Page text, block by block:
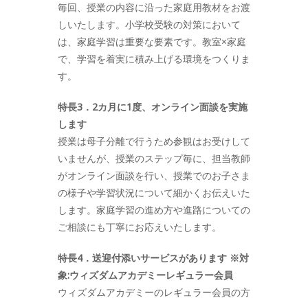
毎回、授業の内容に沿った家庭用教材をお渡
しいたします。小学校受験の対策において
は、家庭学習は重要な要素です。教室×家庭
で、学習を着実に積み上げる環境をつくりま
す。
特長3．2カ月に1度、オンライン面談を実施
します
授業は母子分離で行うため参観はお受けして
いませんが、授業のステップ毎に、担当教師
がオンライン面談を行い、授業でのお子さま
の様子や学習状況について細かくお伝えいた
します。家庭学習の進め方や進路についての
ご相談にも丁寧にお応えいたします。
特長4．送迎付添いサービスがあります ※対
象:ウィズダムアカデミーレギュラー会員
ウィズダムアカデミーのレギュラー会員の方